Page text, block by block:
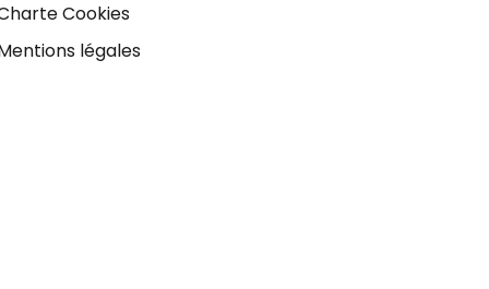
Cookies
légales